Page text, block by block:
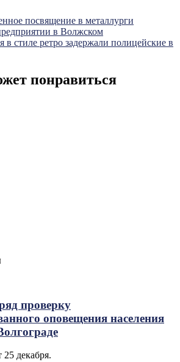
посвящение в металлурги
в Волжском
в стиле ретро задержали полицейские в
понравиться
проверку
оповещения населения
декабря.